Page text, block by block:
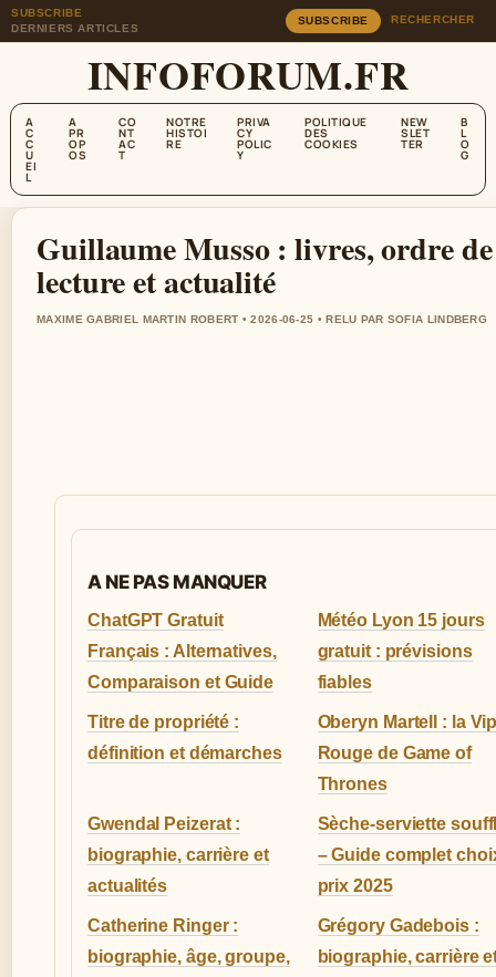
SUBSCRIBE
DERNIERS ARTICLES
SUBSCRIBE RECHERCHER
INFOFORUM.FR
A
C
C
U
EI
L
A
PR
OP
OS
CO
NT
AC
T
NOTRE
HISTOI
RE
PRIVA
CY
POLIC
Y
POLITIQUE
DES
COOKIES
NEW
SLET
TER
B
L
O
G
Guillaume Musso : livres, ordre de
lecture et actualité
MAXIME GABRIEL MARTIN ROBERT • 2026-06-25 • RELU PAR SOFIA LINDBERG
A NE PAS MANQUER
ChatGPT Gratuit
Français : Alternatives,
Comparaison et Guide
Météo Lyon 15 jours
gratuit : prévisions
fiables
Titre de propriété :
définition et démarches
Oberyn Martell : la
Rouge de Game of
Thrones
Gwendal Peizerat :
biographie, carrière et
actualités
Sèche-serviette
– Guide complet
prix 2025
Catherine Ringer :
biographie, âge, groupe,
Grégory Gadebois :
biographie, carrière